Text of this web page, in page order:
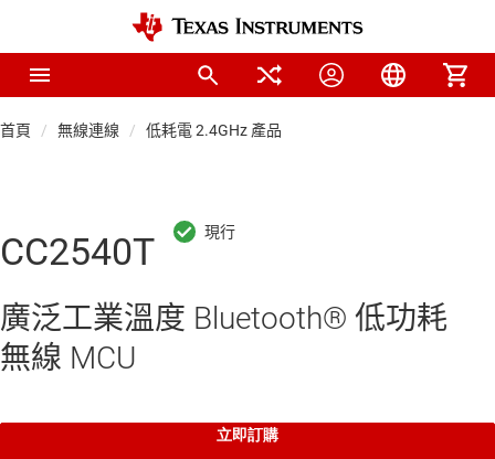
首頁 無線連線 低耗電 2.4GHz 產品
CC2540T
廣泛工業溫度 Bluetooth® 低功耗
無線 MCU
立即訂購